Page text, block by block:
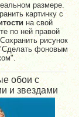
размере.
картинку с
на свой
по ней правой
рисунок
фоновым
обои с
и звездами